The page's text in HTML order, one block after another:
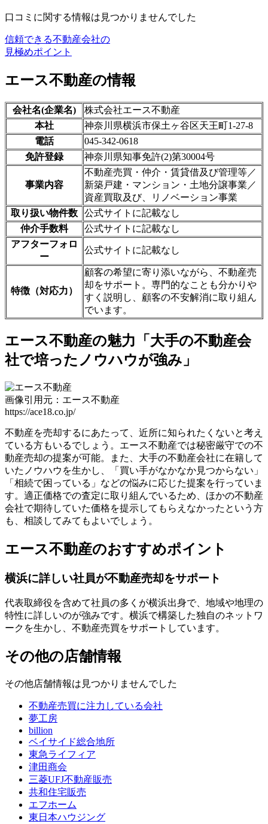
口コミに関する情報は見つかりませんでした
信頼できる不動産会社の
見極めポイント
エース不動産の情報
会社名(企業名)
株式会社エース不動産
本社
神奈川県横浜市保土ヶ谷区天王町1-27-8
電話
045-342-0618
免許登録
神奈川県知事免許(2)第30004号
事業内容
不動産売買・仲介・賃貸借及び管理等／
新築戸建・マンション・土地分譲事業／
資産買取及び、リノベーション事業
取り扱い物件数
公式サイトに記載なし
仲介手数料
公式サイトに記載なし
アフターフォロ
ー
公式サイトに記載なし
特徴（対応力）
顧客の希望に寄り添いながら、不動産売
却をサポート。専門的なことも分かりや
すく説明し、顧客の不安解消に取り組ん
でいます。
エース不動産の魅力「大手の不動産会
社で培ったノウハウが強み」
画像引用元：エース不動産
https://ace18.co.jp/
不動産を売却するにあたって、近所に知られたくないと考え
ている方もいるでしょう。エース不動産では秘密厳守での不
動産売却の提案が可能。また、 大手の不動産会社に在籍して
いたノウハウを生かし、「買い手がなかなか見つからない」
「相続で困っている」などの悩みに応じた提案を行っていま
す。 適正価格での査定に取り組んでいるため、ほかの不動産
会社で期待していた価格を提示してもらえなかったという方
も、相談してみてもよいでしょう。
エース不動産のおすすめポイント
横浜に詳しい社員が不動産売却をサポート
代表取締役を含めて社員の多くが横浜出身で、地域や地理の
特性に詳しいのが強みです。横浜で構築した独自のネットワ
ークを生かし、不動産売買をサポートしています。
その他の店舗情報
その他店舗情報は見つかりませんでした
不動産売買に注力している会社
夢工房
billion
ベイサイド総合地所
東急ライフィア
津田商会
三菱UFJ不動産販売
共和住宅販売
エフホーム
東日本ハウジング